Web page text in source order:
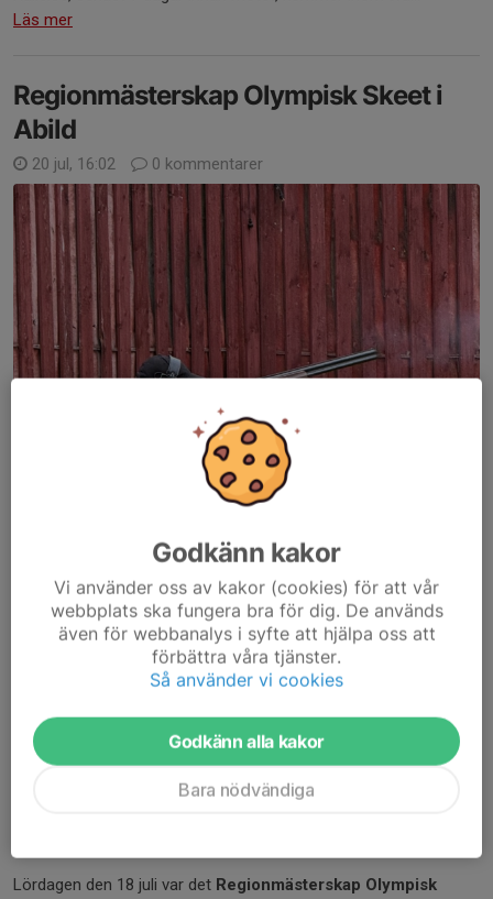
Läs mer
Regionmästerskap Olympisk Skeet i
Abild
20 jul, 16:02 0 kommentarer
Lördagen den 18 juli var det Regionmästerskap Olympisk
Godkänn kakor
Vi använder oss av kakor (cookies) för att vår
webbplats ska fungera bra för dig. De används
även för webbanalys i syfte att hjälpa oss att
förbättra våra tjänster.
Så använder vi cookies
Godkänn alla kakor
Bara nödvändiga